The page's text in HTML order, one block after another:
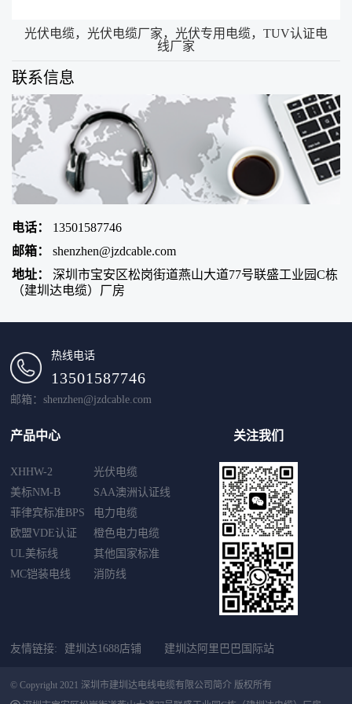
光伏电缆，光伏电缆厂家，光伏专用电缆，TUV认证电
线厂家
联系信息
电话：
13501587746
邮箱：
shenzhen@jzdcable.com
地址：
深圳市宝安区松岗街道燕山大道77号联盛工业园C栋
（建圳达电缆）厂房
热线电话
13501587746
邮箱：shenzhen@jzdcable.com
产品中心
XHHW-2
美标NM-B
菲律宾标准BPS
欧盟VDE认证
UL美标线
MC铠装电线
光伏电缆
SAA澳洲认证线
电力电缆
橙色电力电缆
其他国家标准
消防线
关注我们
友情链接: 建圳达1688店铺 建圳达阿里巴巴国际站
© Copyright 2021 深圳市建圳达电线电缆有限公司简介 版权所有